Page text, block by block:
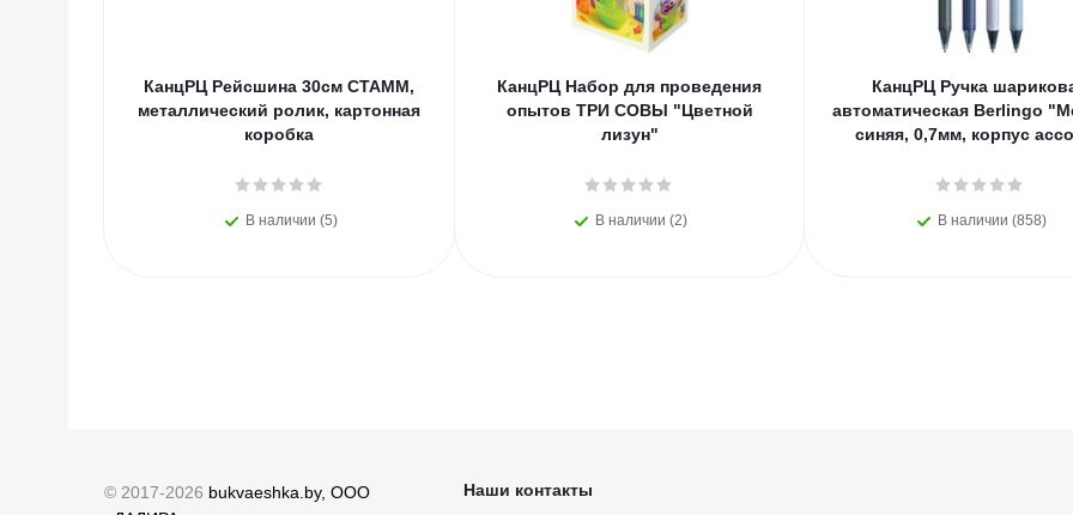
КанцРЦ Рейсшина 30см СТАММ,
металлический ролик, картонная
коробка
В наличии (5)
КанцРЦ Набор для проведения
опытов ТРИ СОВЫ "Цветной
лизун"
В наличии (2)
КанцРЦ Ручка
автоматическая Berlingo
синяя, 0,7мм, корпус
В наличии (858)
© 2017-2026 bukvaeshka.by, ООО
Наши контакты